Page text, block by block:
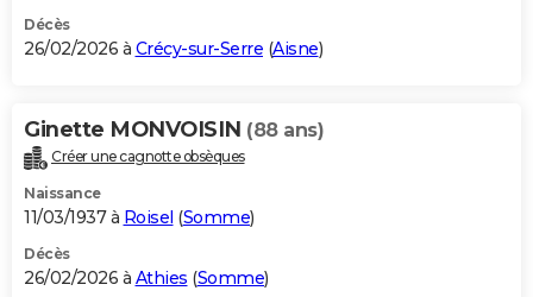
Décès
26/02/2026 à Crécy-sur-Serre (Aisne)
Ginette MONVOISIN (88 ans)
Créer une cagnotte obsèques
Naissance
11/03/1937 à Roisel (Somme)
Décès
26/02/2026 à Athies (Somme)